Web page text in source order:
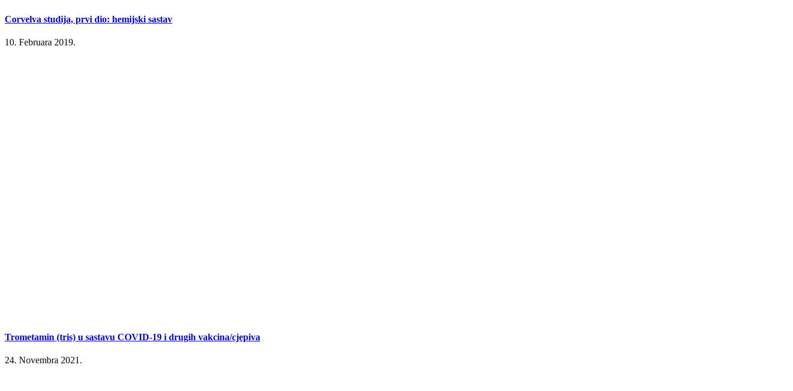
Corvelva studija, prvi dio: hemijski sastav
10. Februara 2019.
Trometamin (tris) u sastavu COVID-19 i drugih vakcina/cjepiva
24. Novembra 2021.